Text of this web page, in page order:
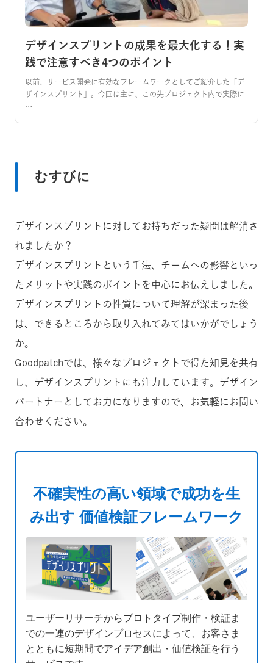
デザインスプリントの成果を最大化する！実
践で注意すべき4つのポイント
以前、サービス開発に有効なフレームワークとしてご紹介した「デ
ザインスプリント」。今回は主に、この先プロジェクト内で実際に
…
むすびに
デザインスプリントに対してお持ちだった疑問は解消さ
れましたか？
デザインスプリントという手法、チームへの影響といっ
たメリットや実践のポイントを中心にお伝えしました。
デザインスプリントの性質について理解が深まった後
は、できるところから取り入れてみてはいかがでしょう
か。
Goodpatchでは、様々なプロジェクトで得た知見を共有
し、デザインスプリントにも注力しています。デザイン
パートナーとしてお力になりますので、お気軽にお問い
合わせください。
不確実性の高い領域で成功を生
み出す 価値検証フレームワーク
ユーザーリサーチからプロトタイプ制作・検証ま
での一連のデザインプロセスによって、お客さま
とともに短期間でアイデア創出・価値検証を行う